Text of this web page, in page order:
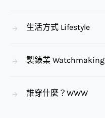
生活方式 Lifestyle
製錶業 Watchmaking
誰穿什麼？WWW